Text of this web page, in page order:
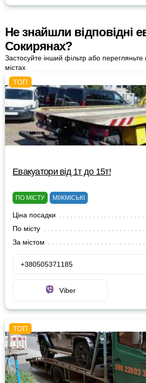
Не знайшли відповідні
Сокирянах?
Застосуйте інший фільтр або перегляньте
містах
Евакуатори від 1т до 15т!
ПО МІСТУ МІЖМІСЬКІ
Ціна посадки
По місту
За містом
+380505371185
Viber